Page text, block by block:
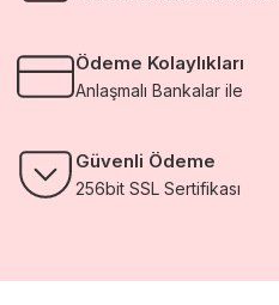
Ödeme Kolaylıkları
Anlaşmalı Bankalar ile
Güvenli Ödeme
256bit SSL Sertifikası